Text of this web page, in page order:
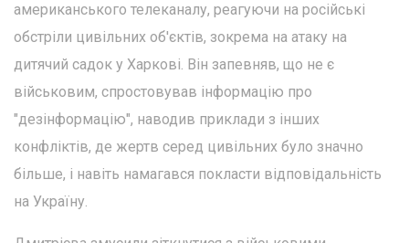
американського телеканалу, реагуючи на російські
обстріли цивільних об'єктів, зокрема на атаку на
дитячий садок у Харкові. Він запевняв, що не є
військовим, спростовував інформацію про
"дезінформацію", наводив приклади з інших
конфліктів, де жертв серед цивільних було значно
більше, і навіть намагався покласти відповідальність
на Україну.